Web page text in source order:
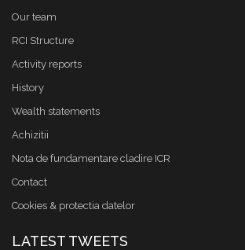
Our team
RCI Structure
Activity reports
History
Wealth statements
Achizitii
Nota de fundamentare cladire ICR
Contact
Cookies & protectia datelor
LATEST TWEETS